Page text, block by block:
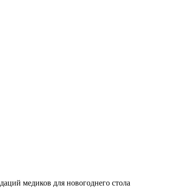
медиков для новогоднего стола